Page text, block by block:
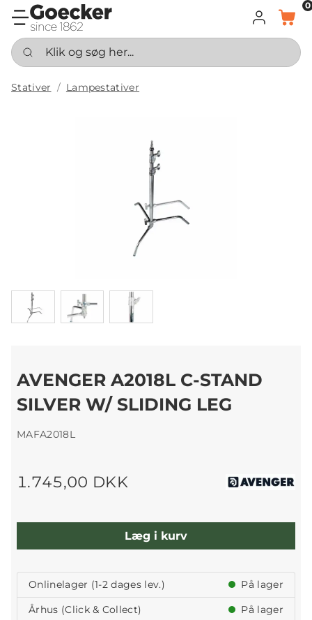
LOG INDKURV
0
Klik og søg her...
Stativer Lampestativer
AVENGER A2018L C-STAND
SILVER W/ SLIDING LEG
MAFA2018L
1.745,00 DKK
Læg i kurv
Onlinelager (1-2 dages lev.)
På lager
Århus (Click & Collect)
På lager